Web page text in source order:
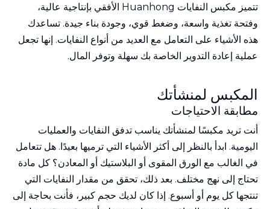
تتميز مكبس النفايات Huanhong الأفقي بإنتاجية عالية،
وفتحة تغذية واسعة، وضغط قوي، وجودة بناء جيدة. تساعدك
هذه الأشياء على التعامل مع العديد من أنواع النفايات. إنها تجعل
عملية إعادة التدوير الخاصة بك سهلة وتوفر المال.
المكبس لمنشأتك
مطابقة الاحتياجات
أنت تريد مكبسًا لمنشأتك يناسب تدفق النفايات والعمليات
اليومية. ابدأ بالنظر إلى أكثر الأشياء التي ترميها بعيدًا. هل تتعامل
في الغالب مع الورق المقوى أو البلاستيك أو المعادن؟ كل مادة
تحتاج إلى نهج مختلف. بعد ذلك، تحقق من مقدار النفايات التي
تنتجها كل يوم أو أسبوع. إذا كان لديك حجم كبير، فأنت بحاجة إلى